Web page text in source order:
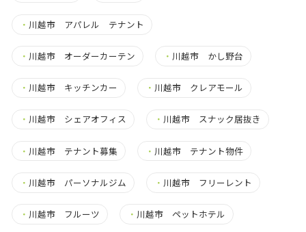
・ 川越市 アパレル テナント
・ 川越市 オーダーカーテン ・ 川越市 かし野台
・ 川越市 キッチンカー ・ 川越市 クレアモール
・ 川越市 シェアオフィス ・ 川越市 スナック居抜き
・ 川越市 テナント募集 ・ 川越市 テナント物件
・ 川越市 パーソナルジム ・ 川越市 フリーレント
・ 川越市 フルーツ ・ 川越市 ペットホテル